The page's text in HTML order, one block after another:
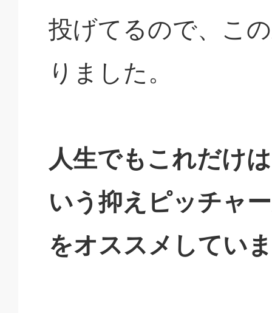
投げてるので、こ
りました。
人生でもこれだけ
いう抑えピッチャ
をオススメしてい